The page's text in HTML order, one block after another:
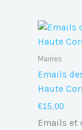
Mairies
Emails
Haute
€15,00
Emails et